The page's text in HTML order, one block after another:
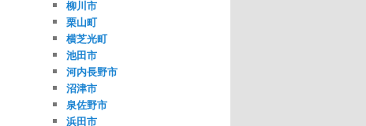
柳川市
栗山町
横芝光町
池田市
河内長野市
沼津市
泉佐野市
浜田市